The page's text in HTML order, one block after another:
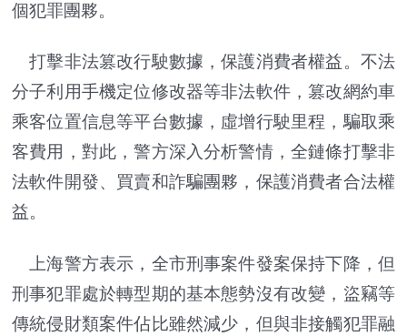
個犯罪團夥。
打擊非法篡改行駛數據，保護消費者權益。不法
分子利用手機定位修改器等非法軟件，篡改網約車
乘客位置信息等平台數據，虛增行駛里程，騙取乘
客費用，對此，警方深入分析警情，全鏈條打擊非
法軟件開發、買賣和詐騙團夥，保護消費者合法權
益。
上海警方表示，全市刑事案件發案保持下降，但
刑事犯罪處於轉型期的基本態勢沒有改變，盜竊等
傳統侵財類案件佔比雖然減少，但與非接觸犯罪融